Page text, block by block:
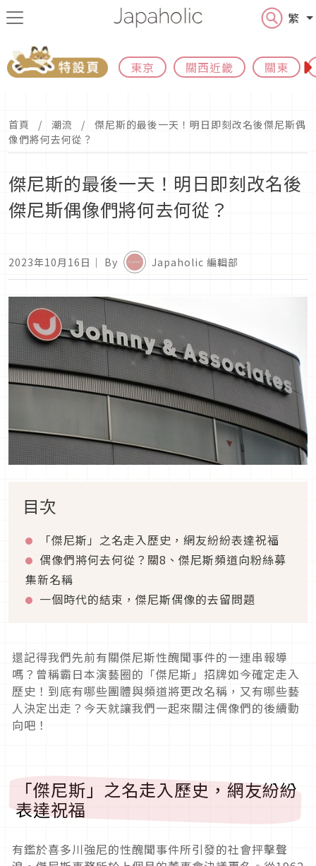
繁
東京 關西近畿 關東
首頁 潮流
傑尼斯的最後一天！明日即刻改名後傑尼斯偶
像們將何去何從？
傑尼斯的最後一天！明日即刻改名後
傑尼斯偶像們將何去何從？
2023年10月16日 ｜ By Japaholic 編輯部
目次
「傑尼斯」之名走入歷史，網友紛紛表達祝福
偶像們將何去何從？關8、傑尼斯頻道向粉絲募
集新名稱
一個時代的結束，傑尼斯偶像的去留問題
還記得我們先前有關傑尼斯性醜聞事件的一連串報導
嗎？曾稱霸日本演藝圈的「傑尼斯」招牌如今確定走入
歷史！到底有哪些團體與頻道將更改名稱，又有哪些藝
人決定出走？今天就讓我們一起來關注偶像們的後續動
向吧！
「傑尼斯」之名走入歷史，網友紛紛
表達祝福
有鑑於喜多川強尼的性醜聞事件所引發的社會抨擊聲